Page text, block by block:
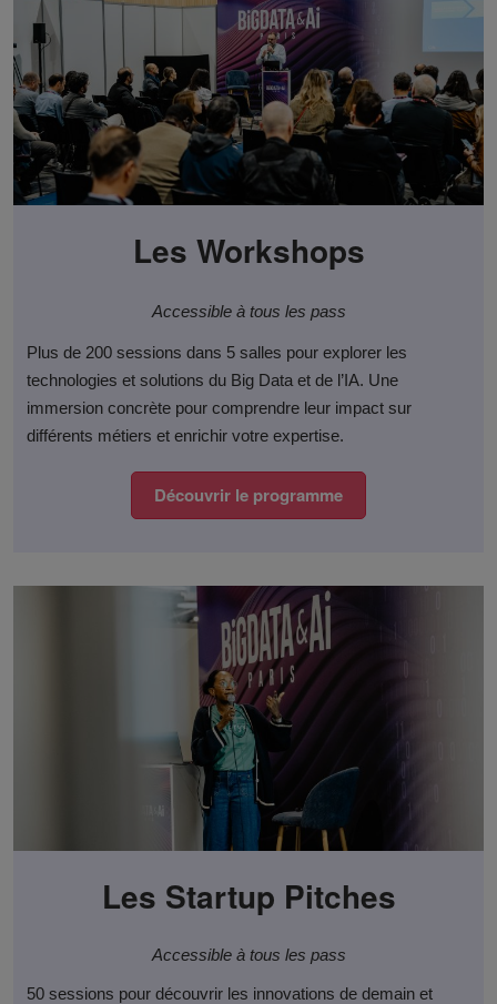
Les Workshops
Accessible à tous les pass
Plus de 200 sessions dans 5 salles pour explorer les
technologies et solutions du Big Data et de l’IA. Une
immersion concrète pour comprendre leur impact sur
différents métiers et enrichir votre expertise.​
Découvrir le programme
Les Startup Pitches
Accessible à tous les pass
50 sessions pour découvrir les innovations de demain et